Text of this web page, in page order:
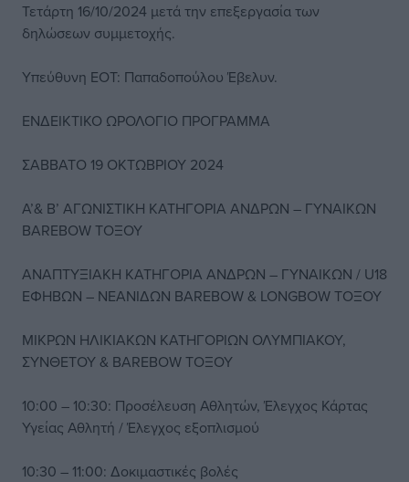
Τετάρτη 16/10/2024 μετά την επεξεργασία των
δηλώσεων συμμετοχής.
Υπεύθυνη ΕΟΤ: Παπαδοπούλου Έβελυν.
ΕΝΔΕΙΚΤΙΚΟ ΩΡΟΛΟΓΙΟ ΠΡΟΓΡΑΜΜΑ
ΣΑΒΒΑΤΟ 19 ΟΚΤΩΒΡΙΟΥ 2024
Α’& Β’ ΑΓΩΝΙΣΤΙΚΗ ΚΑΤΗΓΟΡΙΑ ΑΝΔΡΩΝ – ΓΥΝΑΙΚΩΝ
BAREBOW ΤΟΞΟΥ
ΑΝΑΠΤΥΞΙΑΚΗ ΚΑΤΗΓΟΡΙΑ ΑΝΔΡΩΝ – ΓΥΝΑΙΚΩΝ / U18
ΕΦΗΒΩΝ – ΝΕΑΝΙΔΩΝ BAREBOW & LONGBOW ΤΟΞΟΥ
ΜΙΚΡΩΝ ΗΛΙΚΙΑΚΩΝ ΚΑΤΗΓΟΡΙΩΝ ΟΛΥΜΠΙΑΚΟΥ,
ΣΥΝΘΕΤΟΥ & BAREBOW ΤΟΞΟΥ
10:00 – 10:30: Προσέλευση Αθλητών, Έλεγχος Κάρτας
Υγείας Αθλητή / Έλεγχος εξοπλισμού
10:30 – 11:00: Δοκιμαστικές βολές